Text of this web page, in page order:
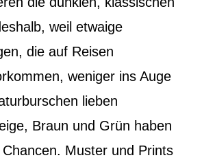
weil etwaige
die auf Reisen
weniger ins Auge
lieben
Braun und Grün haben
Muster und Prints